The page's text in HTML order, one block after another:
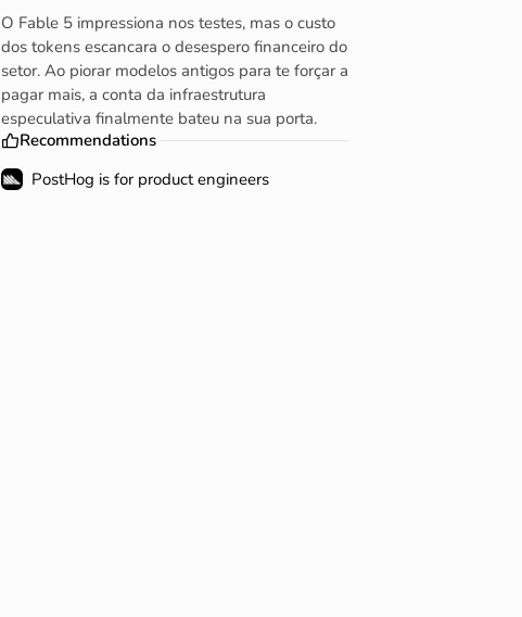
O Fable 5 impressiona nos testes, mas o custo
dos tokens escancara o desespero financeiro do
setor. Ao piorar modelos antigos para te forçar a
pagar mais, a conta da infraestrutura
especulativa finalmente bateu na sua porta.
Recommendations
PostHog is for product engineers